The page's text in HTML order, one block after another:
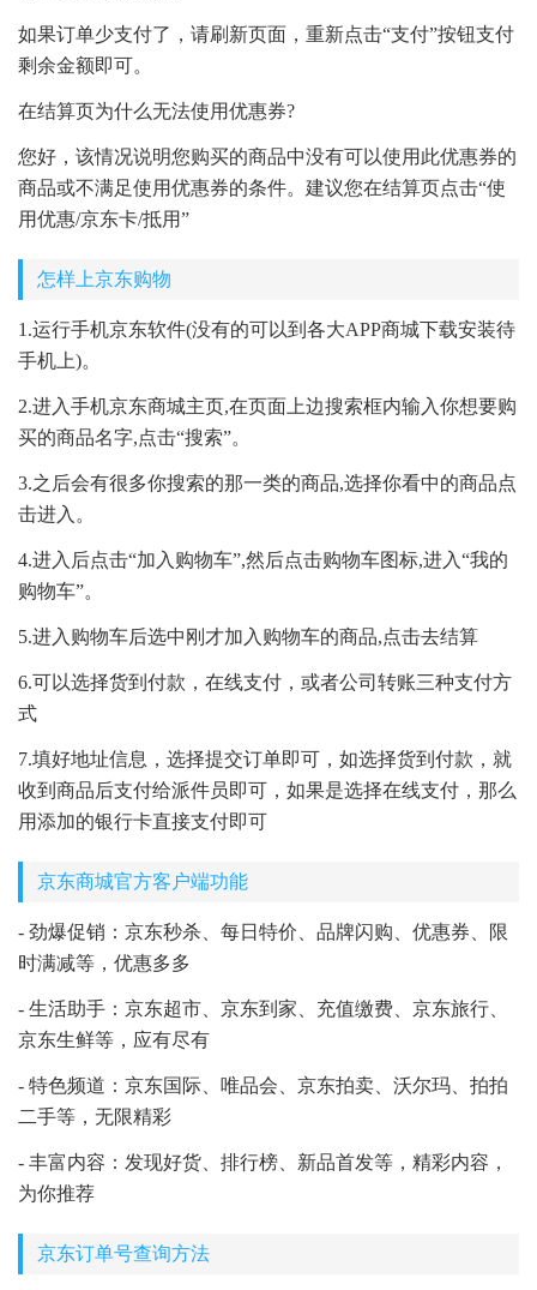
如果订单少支付了，请刷新页面，重新点击“支付”按钮支付
剩余金额即可。
在结算页为什么无法使用优惠券?
您好，该情况说明您购买的商品中没有可以使用此优惠券的
商品或不满足使用优惠券的条件。建议您在结算页点击“使
用优惠/京东卡/抵用”
怎样上京东购物
1.运行手机京东软件(没有的可以到各大APP商城下载安装待
手机上)。
2.进入手机京东商城主页,在页面上边搜索框内输入你想要购
买的商品名字,点击“搜索”。
3.之后会有很多你搜索的那一类的商品,选择你看中的商品点
击进入。
4.进入后点击“加入购物车”,然后点击购物车图标,进入“我的
购物车”。
5.进入购物车后选中刚才加入购物车的商品,点击去结算
6.可以选择货到付款，在线支付，或者公司转账三种支付方
式
7.填好地址信息，选择提交订单即可，如选择货到付款，就
收到商品后支付给派件员即可，如果是选择在线支付，那么
用添加的银行卡直接支付即可
京东商城官方客户端功能
- 劲爆促销：京东秒杀、每日特价、品牌闪购、优惠券、限
时满减等，优惠多多
- 生活助手：京东超市、京东到家、充值缴费、京东旅行、
京东生鲜等，应有尽有
- 特色频道：京东国际、唯品会、京东拍卖、沃尔玛、拍拍
二手等，无限精彩
- 丰富内容：发现好货、排行榜、新品首发等，精彩内容，
为你推荐
京东订单号查询方法